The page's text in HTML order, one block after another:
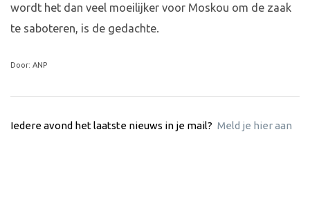
wordt het dan veel moeilijker voor Moskou om de zaak
te saboteren, is de gedachte.
Door: ANP
Iedere avond het laatste nieuws in je mail? Meld je hier aan